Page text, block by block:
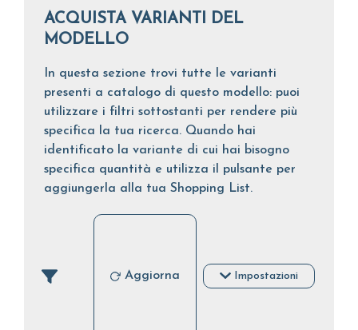
ACQUISTA VARIANTI DEL
MODELLO
In questa sezione trovi tutte le varianti
presenti a catalogo di questo modello: puoi
utilizzare i filtri sottostanti per rendere più
specifica la tua ricerca. Quando hai
identificato la variante di cui hai bisogno
specifica quantità e utilizza il pulsante per
aggiungerla alla tua Shopping List.
Aggiorna Impostazioni